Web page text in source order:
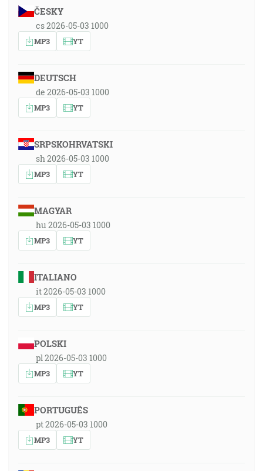
ČESKY
cs 2026-05-03 1000
MP3 YT
DEUTSCH
de 2026-05-03 1000
MP3 YT
SRPSKOHRVATSKI
sh 2026-05-03 1000
MP3 YT
MAGYAR
hu 2026-05-03 1000
MP3 YT
ITALIANO
it 2026-05-03 1000
MP3 YT
POLSKI
pl 2026-05-03 1000
MP3 YT
PORTUGUÊS
pt 2026-05-03 1000
MP3 YT